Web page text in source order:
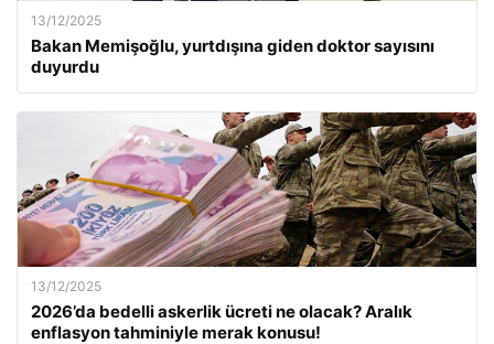
13/12/2025
Bakan Memişoğlu, yurtdışına giden doktor sayısını
duyurdu
13/12/2025
2026’da bedelli askerlik ücreti ne olacak? Aralık
enflasyon tahminiyle merak konusu!